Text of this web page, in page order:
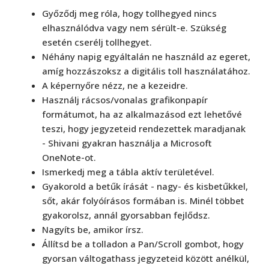
Győződj meg róla, hogy tollhegyed nincs
elhasználódva vagy nem sérült-e. Szükség
esetén cserélj tollhegyet.
Néhány napig egyáltalán ne használd az egeret,
amíg hozzászoksz a digitális toll használatához.
A képernyőre nézz, ne a kezeidre.
Használj rácsos/vonalas grafikonpapír
formátumot, ha az alkalmazásod ezt lehetővé
teszi, hogy jegyzeteid rendezettek maradjanak
- Shivani gyakran használja a Microsoft
OneNote-ot.
Ismerkedj meg a tábla aktív területével.
Gyakorold a betűk írását - nagy- és kisbetűkkel,
sőt, akár folyóírásos formában is. Minél többet
gyakorolsz, annál gyorsabban fejlődsz.
Nagyíts be, amikor írsz.
Állítsd be a tolladon a Pan/Scroll gombot, hogy
gyorsan váltogathass jegyzeteid között anélkül,